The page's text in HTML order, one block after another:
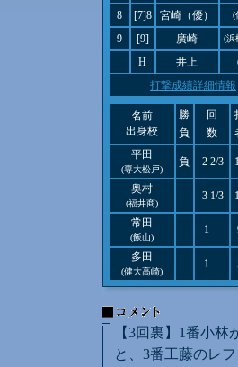
8 [7]8 宮崎（優） (
9 [9] 廣崎 (浜
H 井上
打撃成績詳細情報
名前
出身校
勝
負
回
数
平田
(専大松戸)
負 2 2/3
奥村
(福井商)
3 1/3
常田
(飯山)
1
多田
(健大高崎)
1
【3回裏】1番小
と、3番工藤のレ